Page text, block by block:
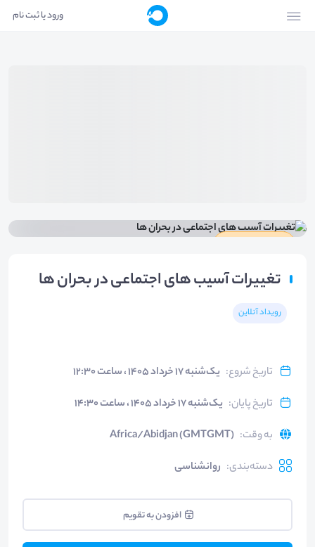
ورود یا ثبت نام
تغییرات آسیب های اجتماعی در بحران ها
رویداد آنلاین
تاریخ شروع: یک‌شنبه ۱۷ خرداد ۱۴۰۵ ، ساعت ۱۲:۳۰
تاریخ پایان: یک‌شنبه ۱۷ خرداد ۱۴۰۵ ، ساعت ۱۴:۳۰
به وقت:
Africa/Abidjan (GMTGMT)
دسته‌بندی: روانشناسی
افزودن به تقویم